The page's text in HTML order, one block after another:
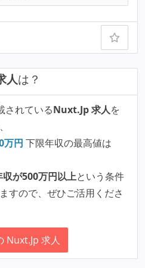
人は？
されているNuxt.Jp 求人を
万円 下限年収の最高値は
収が500万円以上という条件
すので、ぜひご活用くださ
Nuxt.Jp 求人